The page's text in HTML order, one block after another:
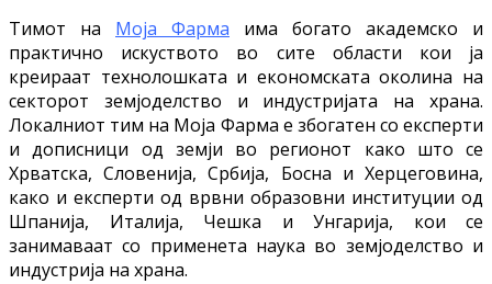
Тимот на Моја Фарма има богато академско и
практично искуството во сите области кои ја
креираат технолошката и економската околина на
секторот земјоделство и индустријата на храна.
Локалниот тим на Моја Фарма е збогатен со експерти
и дописници од земји во регионот како што се
Хрватска, Словенија, Србија, Босна и Херцеговина,
како и експерти од врвни образовни институции од
Шпанија, Италија, Чешка и Унгарија, кои се
занимаваат со применета наука во земјоделство и
индустрија на храна.